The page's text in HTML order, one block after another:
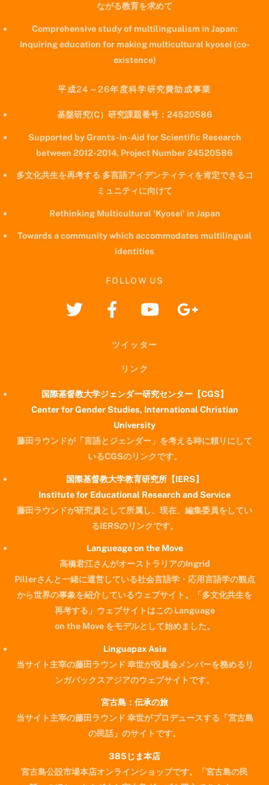
Back
ながる教育を求めて
Comprehensive study of multilingualism in Japan:
Inquiring education for making multicultural kyosei (co-
existence)
平成24～26年度科学研究費助成事業
基盤研究(C）研究課題番号：24520586
Supported by Grants-in-Aid for Scientific Research
between 2012-2014, Project Number 24520586
多文化共生を再考する 多言語アイデンティティを肯定できるコ
ミュニティに向けて
Rethinking Multicultural 'Kyosei' in Japan
Towards a community which accommodates multilingual
identities
FOLLOW US
ツイッター
リンク
国際基督教大学ジェンダー研究センター【CGS】
Center for Gender Studies, International Christian
University
藤田ラウンドが「言語とジェンダー」を考える時に頼りにして
いるCGSのリンクです。
国際基督教大学教育研究所【IERS】
Institute for Educational Research and Service
藤田ラウンドが研究員として所属し、現在、編集委員をしてい
るIERSのリンクです。
Langueage on the Move
高橋君江さんがオーストラリアのIngrid
Pillerさんと一緒に運営している社会言語学・応用言語学の観点
から世界の事象を紹介しているウェブサイト。「多文化共生を
再考する」ウェブサイトはこの Language
on the Move をモデルとして始めました。
Linguapax Asia
当サイト主宰の藤田ラウンド 幸世が役員会メンバーを務めるリ
ンガパックスアジアのウェブサイトです。
宮古島：伝承の旅
当サイト主宰の藤田ラウンド 幸世がプロデュースする「宮古島
の民話」のサイトです。
385じま本店
宮古島公設市場本店オンラインショップです。「宮古島の民